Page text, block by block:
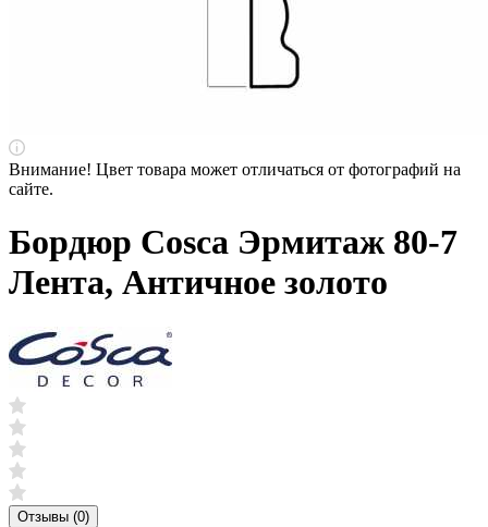
Внимание! Цвет товара может отличаться от фотографий на
сайте.
Бордюр Cosca Эрмитаж 80-7
Лента, Античное золото
Отзывы (0)